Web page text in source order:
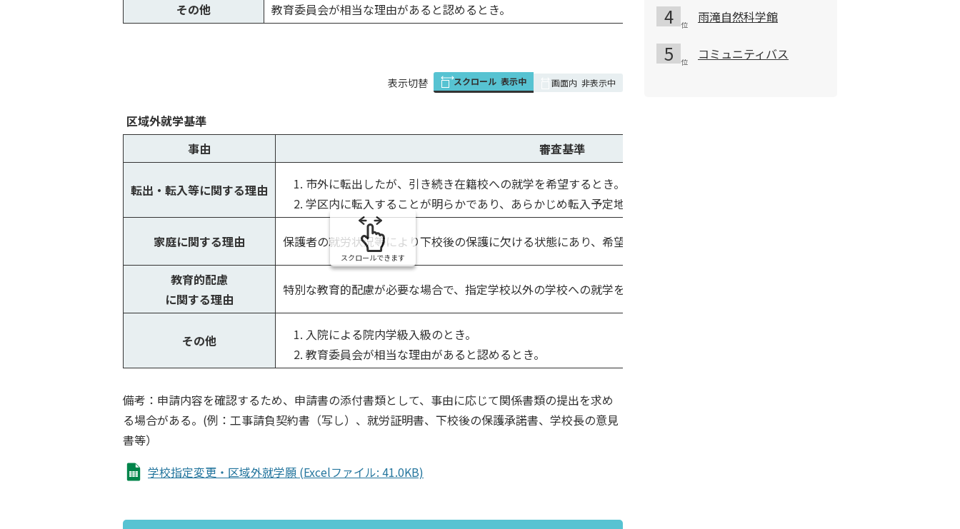
その他
教育委員会が相当な理由があると認めるとき。
表
の
表示切替 スクロール 表示中 画面内 非表示中
区域外就学基準
事由
審査基準
転出・転入等に関する理由
市外に転出したが、引き続き在籍校への就学を希望するとき。
学区内に転入することが明らかであり、あらかじめ転入予定地先の学校への就学を希望するとき。
家庭に関する理由 保護者の就労状況等により下校後の保護に欠ける状態にあり、希望校の近くに保護先が確保されているとき。
教育的配慮
に関する理由
特別な教育的配慮が必要な場合で、指定学校以外の学校への就学を希望するとき。
その他
入院による院内学級入級のとき。
教育委員会が相当な理由があると認めるとき。
スクロールできます
備考：申請内容を確認するため、申請書の添付書類として、事由に応じて関係書類の提出を求め
る場合がある。(例：工事請負契約書（写し）、就労証明書、下校後の保護承諾書、学校長の意見
書等）
学校指定変更・区域外就学願 (Excelファイル: 41.0KB)
雨滝自然科学館
コミュニティバス